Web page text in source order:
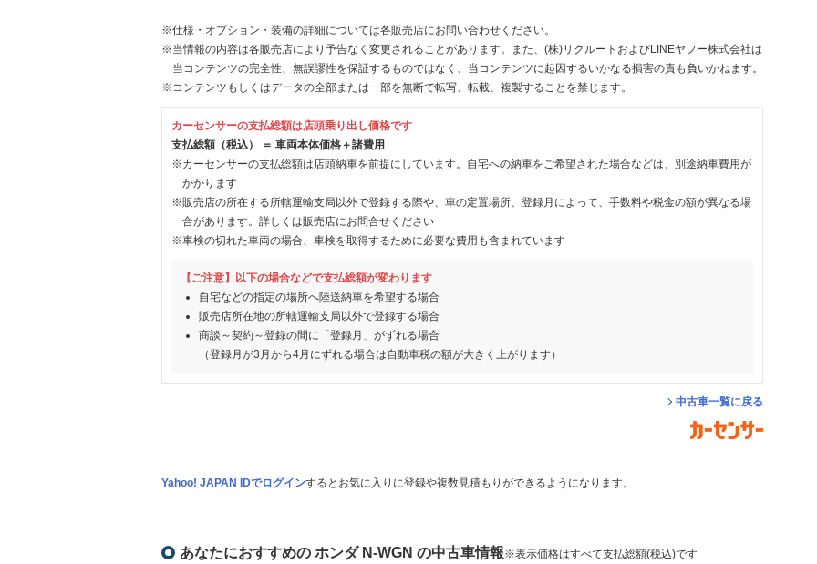
※仕様・オプション・装備の詳細については各販売店にお問い合わせください。
※当情報の内容は各販売店により予告なく変更されることがあります。また、(株)リクルートおよびLINEヤフー株式会社は
当コンテンツの完全性、無誤謬性を保証するものではなく、当コンテンツに起因するいかなる損害の責も負いかねます。
※コンテンツもしくはデータの全部または一部を無断で転写、転載、複製することを禁じます。
カーセンサーの支払総額は店頭乗り出し価格です
支払総額（税込） ＝ 車両本体価格＋諸費用
※カーセンサーの支払総額は店頭納車を前提にしています。自宅への納車をご希望された場合などは、別途納車費用が
かかります
※販売店の所在する所轄運輸支局以外で登録する際や、車の定置場所、登録月によって、手数料や税金の額が異なる場
合があります。詳しくは販売店にお問合せください
※車検の切れた車両の場合、車検を取得するために必要な費用も含まれています
【ご注意】以下の場合などで支払総額が変わります
自宅などの指定の場所へ陸送納車を希望する場合
販売店所在地の所轄運輸支局以外で登録する場合
商談～契約～登録の間に「登録月」がずれる場合
（登録月が3月から4月にずれる場合は自動車税の額が大きく上がります）
中古車一覧に戻る
Yahoo! JAPAN IDでログインするとお気に入りに登録や複数見積もりができるようになります。
あなたにおすすめの ホンダ N-WGN の中古車情報※表示価格はすべて支払総額(税込)です